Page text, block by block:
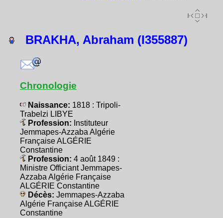
BRAKHA, Abraham (I355887)
Chronologie
Naissance: 1818 : Tripoli-
Trabelzi LIBYE
Profession: Instituteur
Jemmapes-Azzaba Algérie
Française ALGÉRIE
Constantine
Profession: 4 août 1849 :
Ministre Officiant Jemmapes-
Azzaba Algérie Française
ALGÉRIE Constantine
Décès: Jemmapes-Azzaba
Algérie Française ALGÉRIE
Constantine